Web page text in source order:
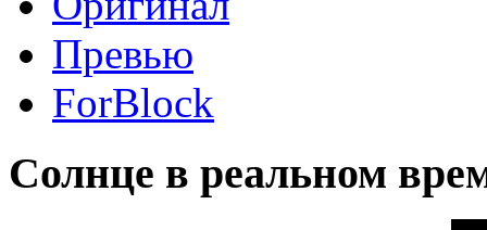
Превью
ForBlock
Солнце в реальном